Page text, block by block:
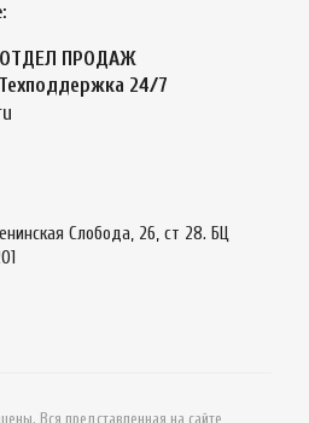
ОТДЕЛ ПРОДАЖ
Техподдержка 24/7
Слобода, 26, ст 28. БЦ
Вся представленная на сайте